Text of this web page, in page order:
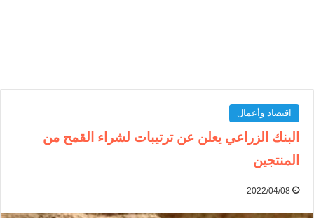
اقتصاد وأعمال
البنك الزراعي يعلن عن ترتيبات لشراء القمح من
المنتجين
2022/04/08